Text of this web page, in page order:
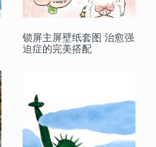
锁屏主屏壁纸套图 治愈强
迫症的完美搭配